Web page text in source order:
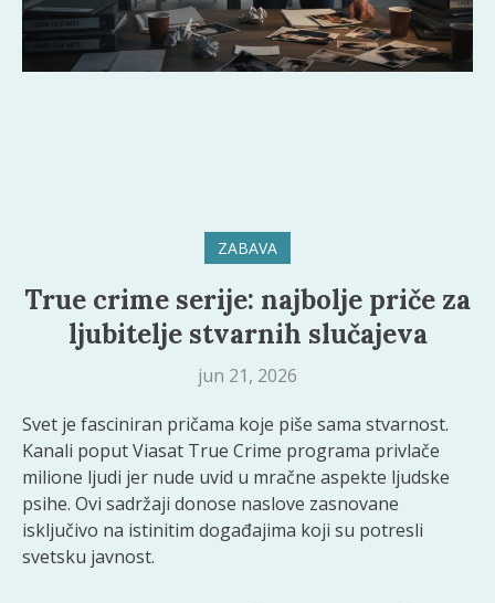
ZABAVA
True crime serije: najbolje priče za
ljubitelje stvarnih slučajeva
jun 21, 2026
Svet je fasciniran pričama koje piše sama stvarnost.
Kanali poput Viasat True Crime programa privlače
milione ljudi jer nude uvid u mračne aspekte ljudske
psihe. Ovi sadržaji donose naslove zasnovane
isključivo na istinitim događajima koji su potresli
svetsku javnost.